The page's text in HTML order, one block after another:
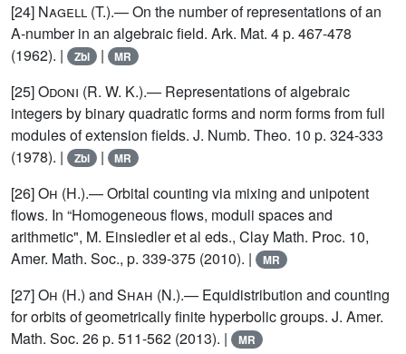
[24] Nagell (T.).— On the number of representations of an
A-number in an algebraic field. Ark. Mat. 4 p. 467-478
(1962). |
Zbl | MR
[25]Odoni (R. W. K.).— Representations of algebraic
integers by binary quadratic forms and norm forms from full
modules of extension fields. J. Numb. Theo. 10 p. 324-333
(1978). |
Zbl | MR
[26]Oh (H.).— Orbital counting via mixing and unipotent
flows. In “Homogeneous flows, moduli spaces and
arithmetic", M. Einsiedler et al eds., Clay Math. Proc. 10,
Amer. Math. Soc., p. 339-375 (2010). |
MR
[27]Oh (H.) and Shah (N.).— Equidistribution and counting
for orbits of geometrically finite hyperbolic groups. J. Amer.
Math. Soc. 26 p. 511-562 (2013). |
MR